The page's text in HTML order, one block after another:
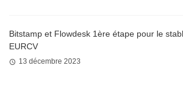
Bitstamp et Flowdesk 1ère étape pour le
EURCV
13 décembre 2023